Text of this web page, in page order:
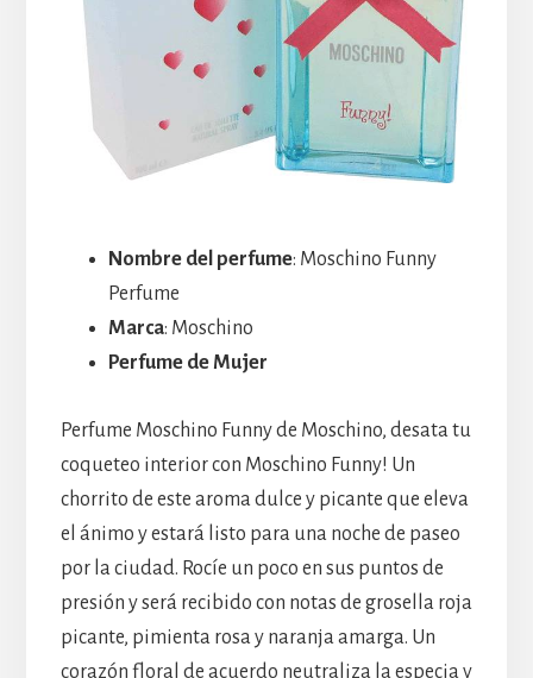
Nombre del perfume: Moschino Funny
Perfume
Marca: Moschino
Perfume de Mujer
Perfume Moschino Funny de Moschino, desata tu
coqueteo interior con Moschino Funny! Un
chorrito de este aroma dulce y picante que eleva
el ánimo y estará listo para una noche de paseo
por la ciudad. Rocíe un poco en sus puntos de
presión y será recibido con notas de grosella roja
picante, pimienta rosa y naranja amarga. Un
corazón floral de acuerdo neutraliza la especia y